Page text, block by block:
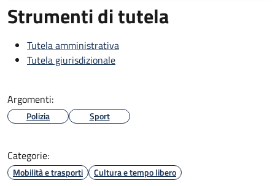
Strumenti di tutela
Tutela amministrativa
Tutela giurisdizionale
Argomenti:
Polizia Sport
Categorie:
Mobilità e trasporti Cultura e tempo libero